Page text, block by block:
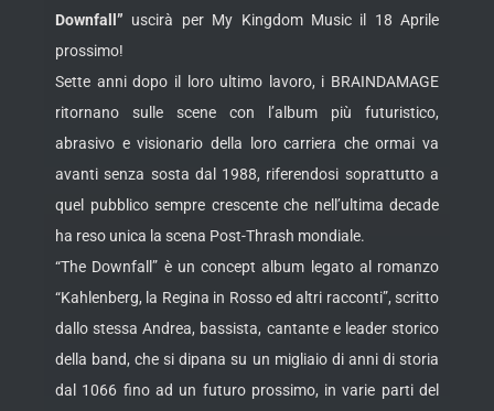
Downfall” uscirà per My Kingdom Music il 18 Aprile
prossimo!
Sette anni dopo il loro ultimo lavoro, i BRAINDAMAGE
ritornano sulle scene con l’album più futuristico,
abrasivo e visionario della loro carriera che ormai va
avanti senza sosta dal 1988, riferendosi soprattutto a
quel pubblico sempre crescente che nell’ultima decade
ha reso unica la scena Post-Thrash mondiale.
“The Downfall” è un concept album legato al romanzo
“Kahlenberg, la Regina in Rosso ed altri racconti”, scritto
dallo stessa Andrea, bassista, cantante e leader storico
della band, che si dipana su un migliaio di anni di storia
dal 1066 fino ad un futuro prossimo, in varie parti del